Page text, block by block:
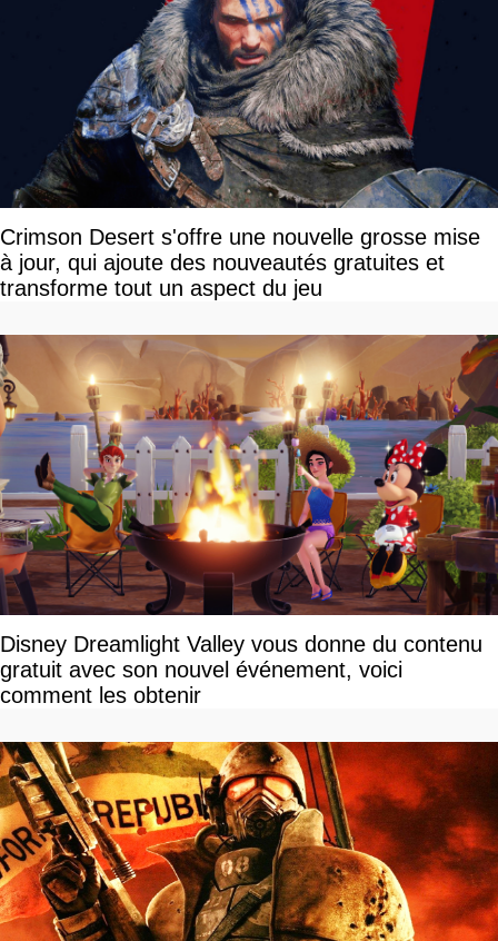
Crimson Desert s'offre une nouvelle grosse mise
à jour, qui ajoute des nouveautés gratuites et
transforme tout un aspect du jeu
Disney Dreamlight Valley vous donne du contenu
gratuit avec son nouvel événement, voici
comment les obtenir